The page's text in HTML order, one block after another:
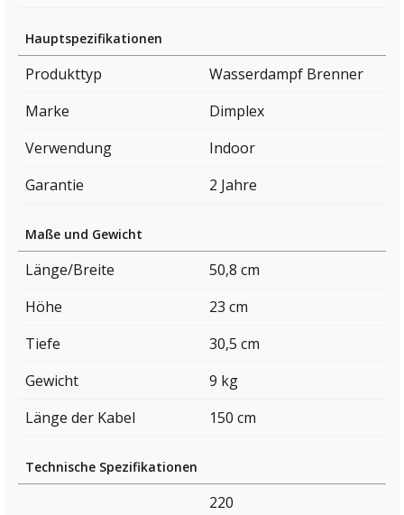
Hauptspezifikationen
Produkttyp
Wasserdampf Brenner
Marke
Dimplex
Verwendung
Indoor
Garantie
2 Jahre
Maße und Gewicht
Länge/Breite
50,8 cm
Höhe
23 cm
Tiefe
30,5 cm
Gewicht
9 kg
Länge der Kabel
150 cm
Technische Spezifikationen
220